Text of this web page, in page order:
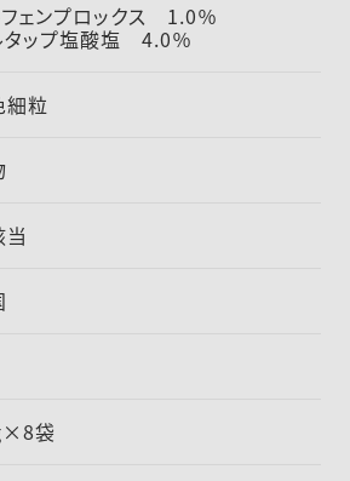
フェンプロックス 1.0％
タップ塩酸塩 4.0％
細粒
袋